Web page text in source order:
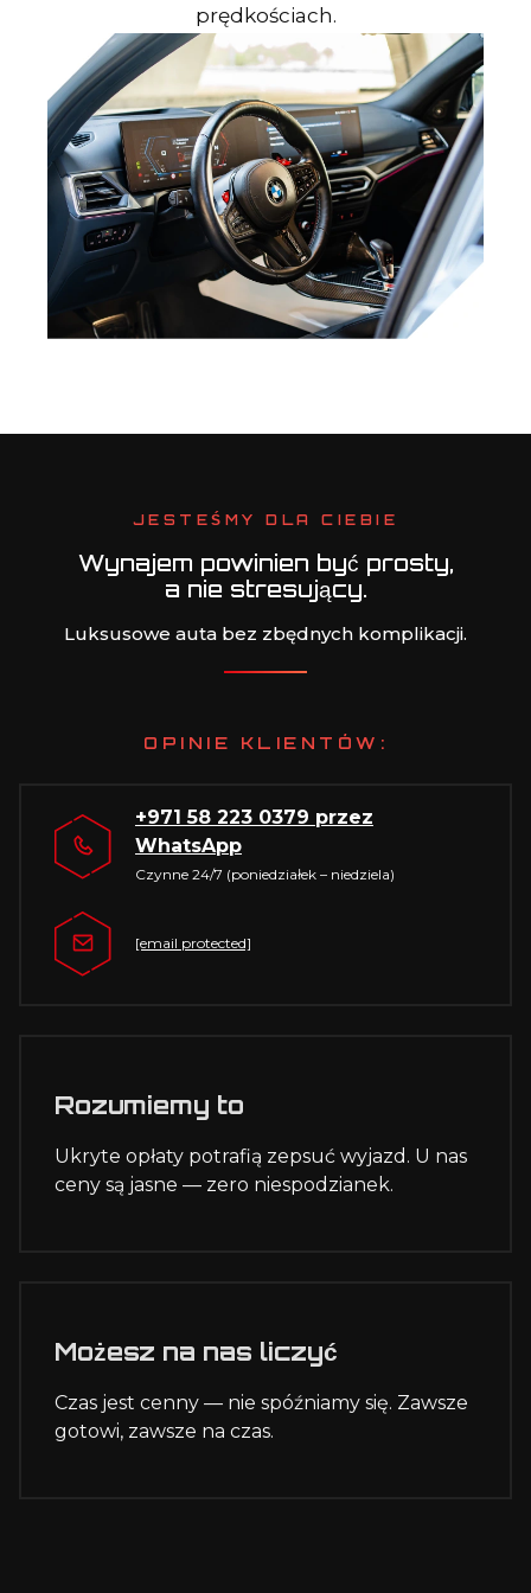
prędkościach.
JESTEŚMY DLA CIEBIE
Wynajem powinien być prosty,
a nie stresujący.
Luksusowe auta bez zbędnych komplikacji.
OPINIE KLIENTÓW:
+971 58 223 0379 przez
WhatsApp
Czynne 24/7 (poniedziałek – niedziela)
[email protected]
Rozumiemy to
Ukryte opłaty potrafią zepsuć wyjazd. U nas
ceny są jasne — zero niespodzianek.
Możesz na nas liczyć
Czas jest cenny — nie spóźniamy się. Zawsze
gotowi, zawsze na czas.